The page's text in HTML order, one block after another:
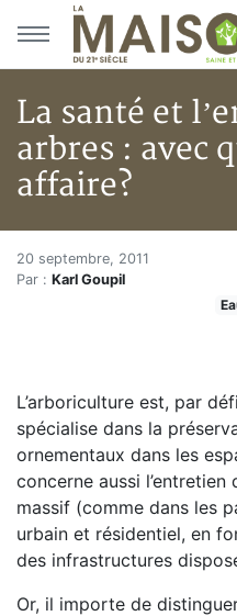
Aller au menu principal
Aller au contenu principal
La santé et
arbres : avec
affaire?
Accueil
Articles
Eau et environnement
La santé et
La santé et
20 septembre, 2011
Par : Karl Goupil
L’arboriculture est, par
spécialise dans la
ornementaux dans les
concerne aussi
massif (comme dans les
urbain et résidentiel, en
des infrastructures
Or, il importe de